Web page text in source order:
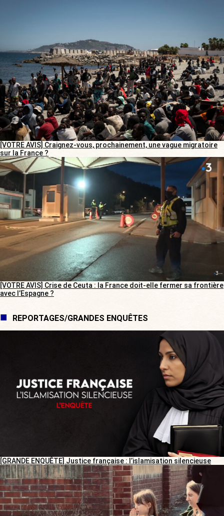
[VOTRE AVIS] Craignez-vous, prochainement, une vague migratoire
sur la France ?
[VOTRE AVIS] Crise de Ceuta : la France doit-elle fermer sa frontière
avec l’Espagne ?
REPORTAGES/GRANDES ENQUÊTES
[GRANDE ENQUÊTE] Justice française : l’islamisation silencieuse